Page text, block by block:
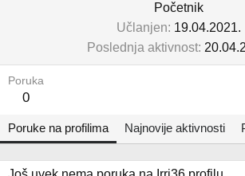
Početnik
Učlanjen 19.04.2021.
Poslednja aktivnost
Poruka
0
Poruke na profilima Najnovije aktivnosti